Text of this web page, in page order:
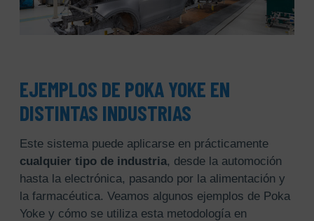
EJEMPLOS DE POKA YOKE EN
DISTINTAS INDUSTRIAS
Este sistema puede aplicarse en prácticamente
cualquier tipo de industria, desde la automoción
hasta la electrónica, pasando por la alimentación y
la farmacéutica. Veamos algunos ejemplos de Poka
Yoke y cómo se utiliza esta metodología en